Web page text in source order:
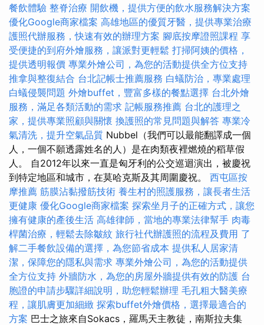
餐飲體驗 整脊治療 開飲機，提供方便的飲水服務解決方案
優化Google商家檔案 高雄地區的優質牙醫，提供專業治療
護照代辦服務，快速有效的辦理方案 腳底按摩證照課程 享
受便捷的到府外燴服務，讓派對更輕鬆 打掃阿姨的價格，
提供透明報價 專業外燴公司，為您的活動提供全方位支持
推拿與整復結合 台北記帳士推薦服務 白蟻防治，專業處理
白蟻侵襲問題 外燴buffet，豐富多樣的餐點選擇 台北外燴
服務，滿足各類活動的需求 記帳服務推薦 台北的護理之
家，提供專業照顧與關懷 換護照的常見問題與解答 專業冷
氣清洗，提升空氣品質 Nubbel（我們可以最能翻譯成一個
人，一個不願透露姓名的人）是在肉類夜裡燃燒的稻草假
人。 自2012年以來一直是匈牙利的公交巡迴演出，被慶祝
到特定地區和城市，在莫哈克斯及其周圍慶祝。 西屯區按
摩推薦 筋膜沾黏撥筋技術 養生村的照護服務，讓長者生活
更健康 優化Google商家檔案 探索坐月子的正確方式，讓您
擁有健康的產後生活 高雄律師，當地的專業法律幫手 肉毒
桿菌治療，輕鬆去除皺紋 旅行社代辦護照的流程及費用 了
解二手餐飲設備的選擇，為您節省成本 提供私人居家清
潔，保障您的隱私與需求 專業外燴公司，為您的活動提供
全方位支持 外牆防水，為您的房屋外牆提供有效的防護 台
胞證的申請步驟詳細說明，助您輕鬆辦理 毛孔粗大醫美療
程，讓肌膚更加細緻 探索buffet外燴價格，選擇最適合的
方案 巴士之旅來自Sokacs，羅馬天主教徒，南斯拉夫集